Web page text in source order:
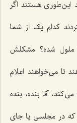
این‌طوری هستند اگر
کدام یک از شما
ملول شده؟ مشکلش
تا می‌خواهند اعلام
آقا بنده، بنده
که در مجلسی یا جای